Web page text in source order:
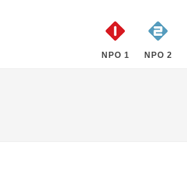
NPO 1 NPO 2